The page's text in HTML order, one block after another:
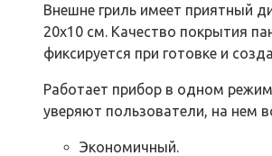
Внешне гриль имеет приятный
20х10 см. Качество покрытия
фиксируется при готовке и
Работает прибор в одном
уверяют пользователи, на нем
Экономичный.